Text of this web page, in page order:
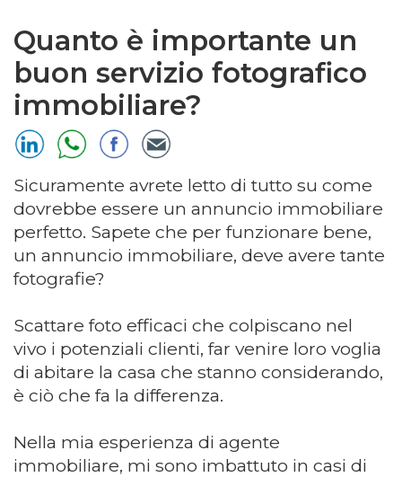
Quanto è importante un
buon servizio fotografico
immobiliare?
Sicuramente avrete letto di tutto su come
dovrebbe essere un annuncio immobiliare
perfetto. Sapete che per funzionare bene,
un annuncio immobiliare, deve avere tante
fotografie?
Scattare foto efficaci che colpiscano nel
vivo i potenziali clienti, far venire loro voglia
di abitare la casa che stanno considerando,
è ciò che fa la differenza.
Nella mia esperienza di agente
immobiliare, mi sono imbattuto in casi di